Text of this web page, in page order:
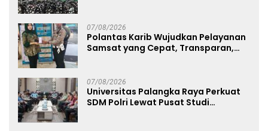
07/08/2026
Polantas Karib Wujudkan Pelayanan
Samsat yang Cepat, Transparan,
07/08/2026
Universitas Palangka Raya Perkuat
SDM Polri Lewat Pusat Studi